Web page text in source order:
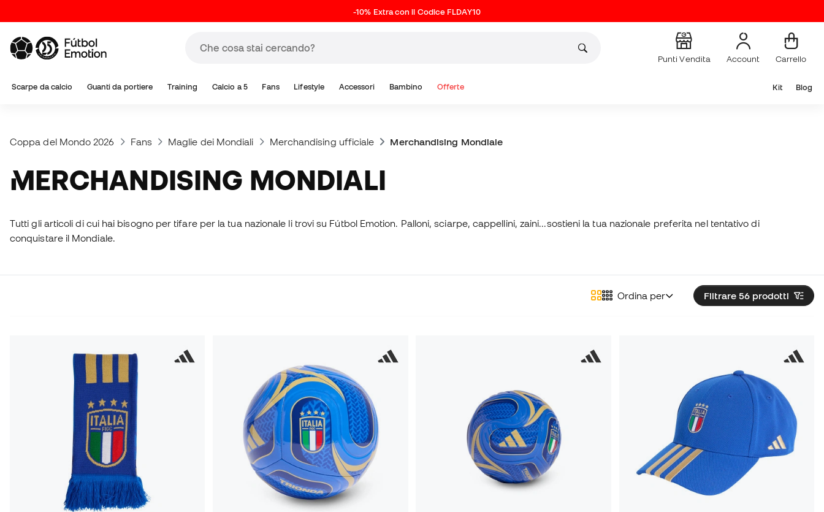
-10% Extra con il Codice FLDAY10
Punti Vendita Account Carrello
Scarpe da calcio Guanti da portiere Training Calcio a 5 Fans Lifestyle Accessori Bambino Offerte Kit Blog
Coppa del Mondo 2026 Fans Maglie dei Mondiali Merchandising ufficiale Merchandising Mondiale
MERCHANDISING MONDIALI
Tutti gli articoli di cui hai bisogno per tifare per la tua nazionale li trovi su Fútbol Emotion. Palloni, sciarpe, cappellini, zaini...sostieni la tua nazionale preferita nel tentativo di
conquistare il Mondiale.
Filtrare 56 prodotti
Ordina per